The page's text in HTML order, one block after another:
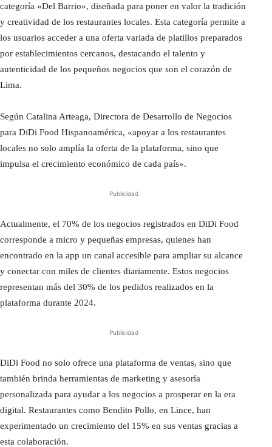
categoría «Del Barrio», diseñada para poner en valor la tradición
y creatividad de los restaurantes locales. Esta categoría permite a
los usuarios acceder a una oferta variada de platillos preparados
por establecimientos cercanos, destacando el talento y
autenticidad de los pequeños negocios que son el corazón de
Lima.
Según Catalina Arteaga, Directora de Desarrollo de Negocios
para DiDi Food Hispanoamérica, «apoyar a los restaurantes
locales no solo amplía la oferta de la plataforma, sino que
impulsa el crecimiento económico de cada país».
Publicidad
Actualmente, el 70% de los negocios registrados en DiDi Food
corresponde a micro y pequeñas empresas, quienes han
encontrado en la app un canal accesible para ampliar su alcance
y conectar con miles de clientes diariamente. Estos negocios
representan más del 30% de los pedidos realizados en la
plataforma durante 2024.
Publicidad
DiDi Food no solo ofrece una plataforma de ventas, sino que
también brinda herramientas de marketing y asesoría
personalizada para ayudar a los negocios a prosperar en la era
digital. Restaurantes como Bendito Pollo, en Lince, han
experimentado un crecimiento del 15% en sus ventas gracias a
esta colaboración.